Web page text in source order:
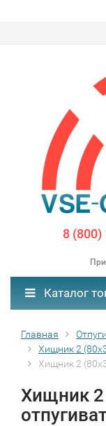
8 (800)
Каталог
Главная
Хищник 2
Хищник 2
Хищник 2